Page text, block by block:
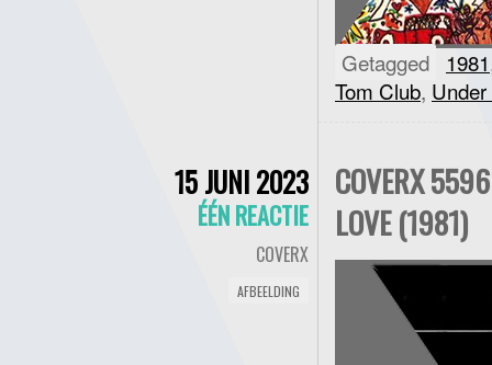
Getagged 1981
Tom Club,
15 JUNI 2023
ÉÉN REACTIE
COVERX
AFBEELDING
COVERX
LOVE (1981)